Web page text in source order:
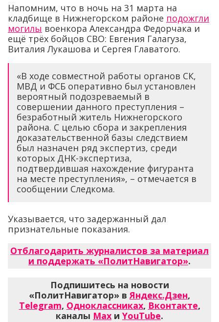
Напомним, что в ночь на 31 марта на
кладбище в Нижнегорском районе подожгли
могилы военкора Александра Федорчака и
ещё трёх бойцов СВО: Евгения Галагуза,
Виталия Лукашова и Сергея Главатого.
«В ходе совместной работы органов СК,
МВД и ФСБ оперативно был установлен
вероятный подозреваемый в
совершении данного преступления –
безработный житель Нижнегорского
района. С целью сбора и закрепления
доказательственной базы следствием
был назначен ряд экспертиз, среди
которых ДНК-экспертиза,
подтвердившая нахождение фигуранта
на месте преступления», – отмечается в
сообщении Следкома.
Указывается, что задержанный дал
признательные показания.
Отблагодарить журналистов за материал
и поддержать «ПолитНавигатор».
Подпишитесь на новости
«ПолитНавигатор» вЯндекс.Дзен,
Telegram, Одноклассниках, Вконтакте,
каналы Max и YouTube.